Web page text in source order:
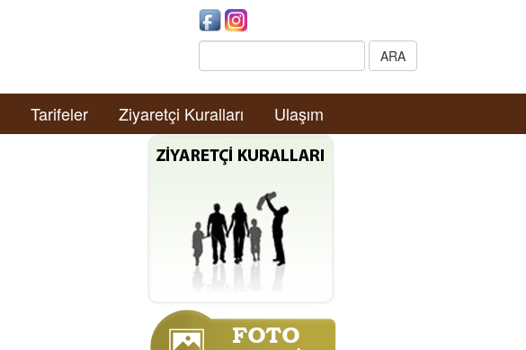
Search: ARA
Tarifeler Ziyaretçi Kuralları Ulaşım